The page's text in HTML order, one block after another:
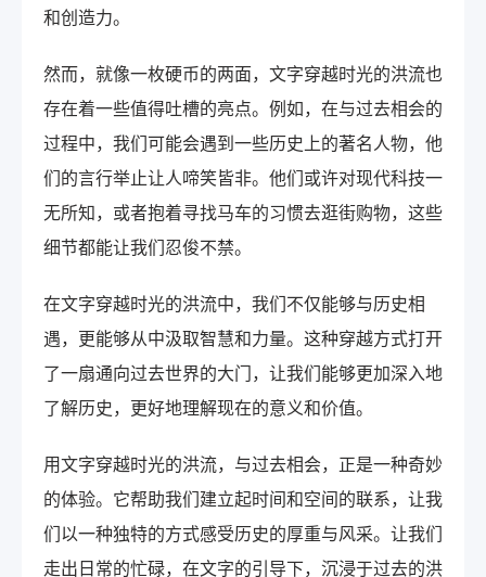
和创造力。
然而，就像一枚硬币的两面，文字穿越时光的洪流也
存在着一些值得吐槽的亮点。例如，在与过去相会的
过程中，我们可能会遇到一些历史上的著名人物，他
们的言行举止让人啼笑皆非。他们或许对现代科技一
无所知，或者抱着寻找马车的习惯去逛街购物，这些
细节都能让我们忍俊不禁。
在文字穿越时光的洪流中，我们不仅能够与历史相
遇，更能够从中汲取智慧和力量。这种穿越方式打开
了一扇通向过去世界的大门，让我们能够更加深入地
了解历史，更好地理解现在的意义和价值。
用文字穿越时光的洪流，与过去相会，正是一种奇妙
的体验。它帮助我们建立起时间和空间的联系，让我
们以一种独特的方式感受历史的厚重与风采。让我们
走出日常的忙碌，在文字的引导下，沉浸于过去的洪